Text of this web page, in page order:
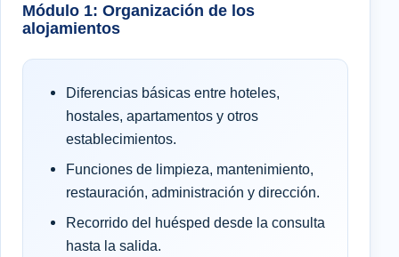
Módulo 1: Organización de los
alojamientos
Diferencias básicas entre hoteles,
hostales, apartamentos y otros
establecimientos.
Funciones de limpieza, mantenimiento,
restauración, administración y dirección.
Recorrido del huésped desde la consulta
hasta la salida.